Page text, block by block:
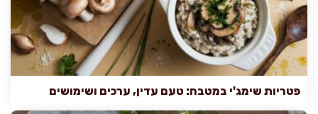
פטריות שימג'י במטבח: טעם עדין, ערכים ושימושים